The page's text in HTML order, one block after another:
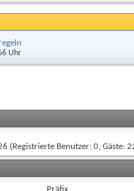
Uhr
(Registrierte Benutzer: 0, Gäste:
Präfix